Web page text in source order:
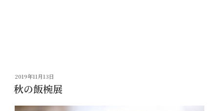
投
稿
日:
2019年11月13日
秋の飯椀展